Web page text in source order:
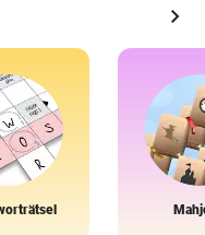
chevron_right